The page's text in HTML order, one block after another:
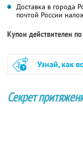
Доставка в города
почтой России
Купон действителен
Узнай, как
Секрет